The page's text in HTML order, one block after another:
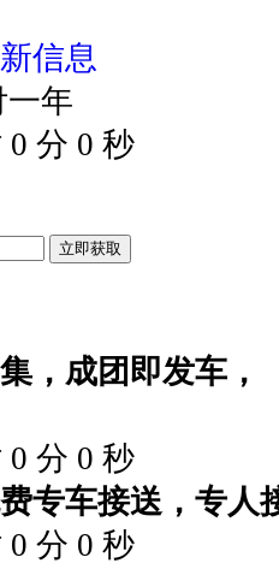
信息
一年
0 分 0 秒
立即获取
，成团即发车，
0 分 0 秒
专车接送，专人
0 分 0 秒